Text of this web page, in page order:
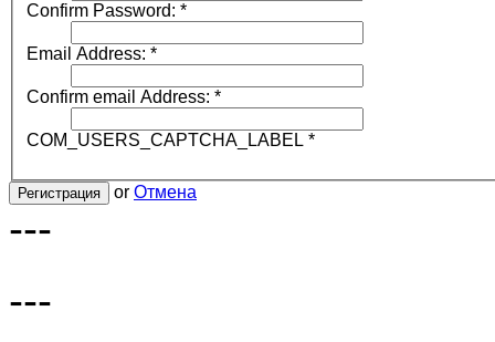
Confirm Password: *
Email Address: *
Confirm email Address: *
COM_USERS_CAPTCHA_LABEL *
Регистрация or Отмена
---
---